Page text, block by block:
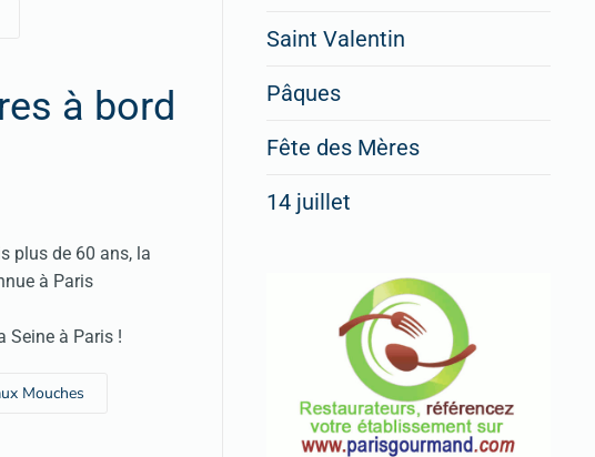
à bord
plus de 60 ans, la
à Paris
Seine à Paris !
Mouches
Cliquez ici
Saint Valentin
Pâques
Fête des Mères
14 juillet